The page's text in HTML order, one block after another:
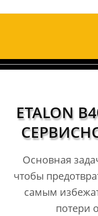
ETALON
Основная
чтобы
самым
потери